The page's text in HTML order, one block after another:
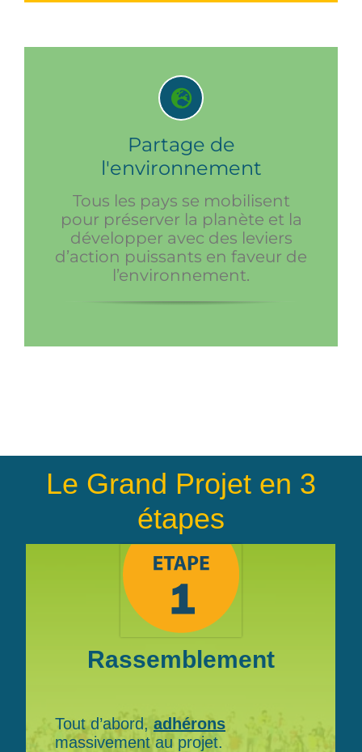
Partage de
l'environnement
Tous les pays se mobilisent
pour préserver la planète et la
développer avec des leviers
d’action puissants en faveur de
l’environnement.
Le Grand Projet en 3
étapes
Rassemblement
Tout d’abord, adhérons
massivement au projet.